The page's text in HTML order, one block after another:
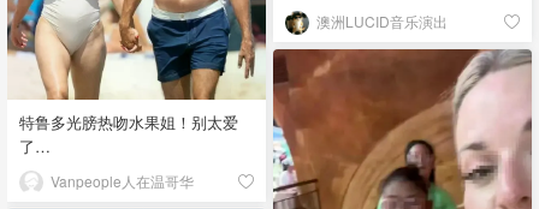
澳洲LUCID音乐演出
特鲁多光膀热吻水果姐！别太爱
了…
Vanpeople人在温哥华